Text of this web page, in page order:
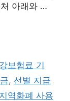
아래와 …
보험료 기
, 선별 지급
지역화폐 사용